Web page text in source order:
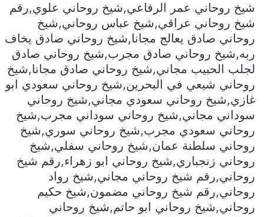
شيخ روحاني عمر الرفاعي,شيخ روحاني علوي,رقم
شيخ روحاني عراقي,شيخ عباس روحاني,شيخ
روحاني صادق يعالج مجانا,شيخ روحاني صادق يخاف
ربه,شيخ روحاني صادق مجرب,شيخ روحاني صادق
لجلب الحبيب مجاني,شيخ روحاني صادق مجانا,شيخ
روحاني شيعي في البحرين,شيخ روحاني سعودي ابو
غازي,شيخ روحاني سعودي مجاني,شيخ روحاني
سوداني مجاني,شيخ روحاني سوداني مجرب,شيخ
روحاني سعودي مجرب,شيخ روحاني سوري,شيخ
روحاني سلطنة عمان,شيخ روحاني سفلي,شيخ
روحاني زنجباري,شيخ روحاني ابو زهراء,رقم شيخ
روحاني,رقم شيخ روحاني مجاني,شيخ رواد
روحاني,رقم شيخ روحاني مضمون,شيخ حكيم
روحاني,شيخ روحاني ابو حاتم,شيخ روحاني